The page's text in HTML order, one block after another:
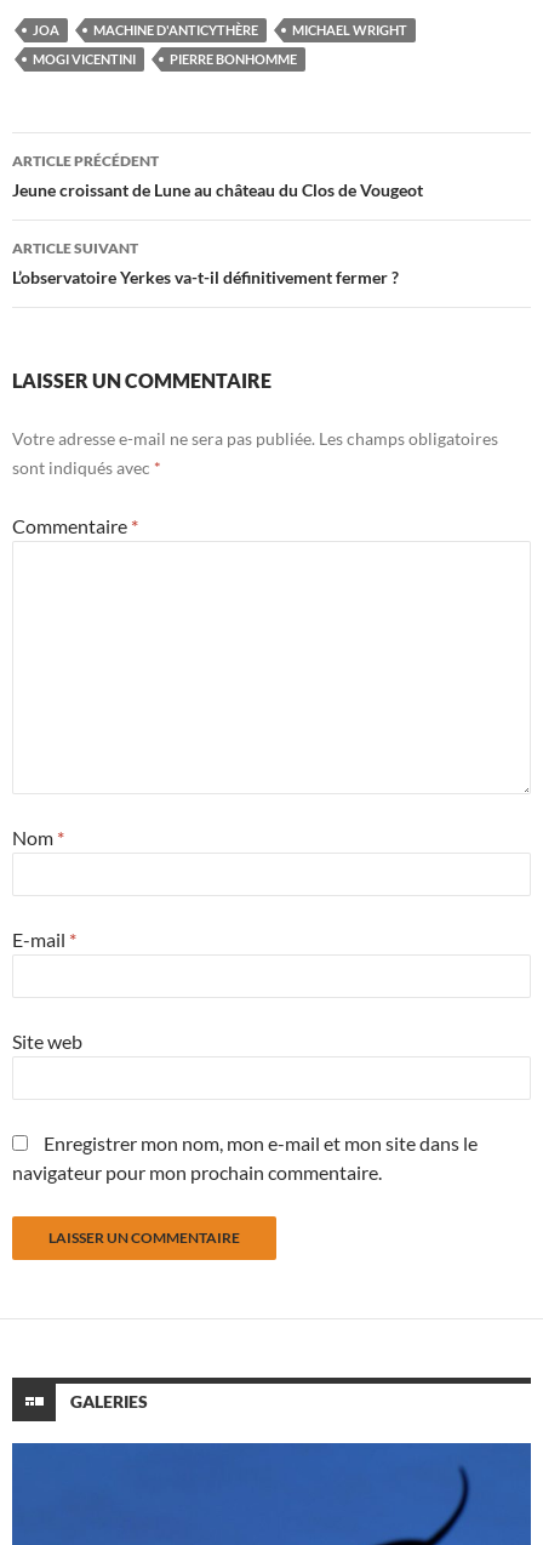
JOA MACHINE D'ANTICYTHÈRE
MICHAEL WRIGHT
MOGI VICENTINI
PIERRE BONHOMME
Navigation
des
articles
ARTICLE PRÉCÉDENT
Jeune croissant de Lune au château du Clos de Vougeot
ARTICLE SUIVANT
L’observatoire Yerkes va-t-il définitivement fermer ?
LAISSER UN COMMENTAIRE
Votre adresse e-mail ne sera pas publiée. Les champs obligatoires
sont indiqués avec *
Commentaire *
Nom *
E-mail *
Site web
Enregistrer mon nom, mon e-mail et mon site dans le
navigateur pour mon prochain commentaire.
GALERIES